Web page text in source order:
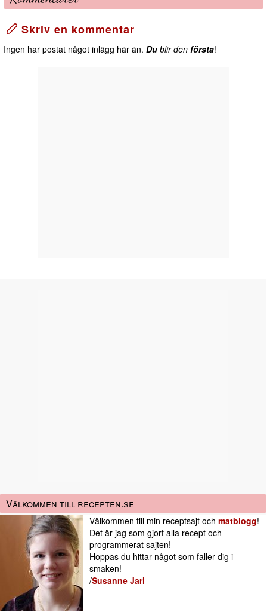
Skriv en kommentar
Ingen har postat något inlägg här än. Du blir den första!
Välkommen till recepten.se
Välkommen till min receptsajt och matblogg!
Det är jag som gjort alla recept och
programmerat sajten!
Hoppas du hittar något som faller dig i
smaken!
/Susanne Jarl